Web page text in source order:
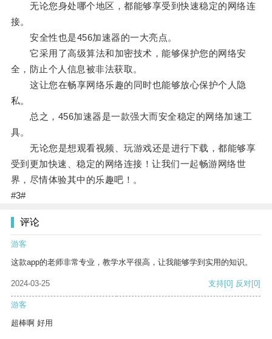
无论您身处哪个地区，都能够享受到快速稳定的网络连
接。
安全性也是456加速器的一大亮点。
它采用了高级算法和加密技术，能够保护您的网络安
全，防止个人信息被非法获取。
这让您在畅享网络乐趣的同时也能够放心保护个人隐
私。
总之，456加速器是一款强大而安全稳定的网络加速工
具。
无论您是想观看视频、玩游戏还是进行下载，都能够享
受到更加快速、稳定的网络连接！让我们一起畅游网络世
界，尽情体验其中的乐趣吧！。
#3#
评论
游客
这款app的老师非常专业，教学水平很高，让我能够学到实用的知识。
2024-03-25 支持[0] 反对[0]
游客
超棒啊 好用